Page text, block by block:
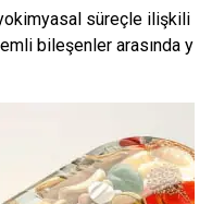
süreçle ilişkili
bileşenler arasında y